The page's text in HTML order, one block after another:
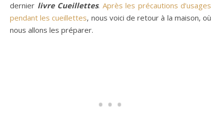
dernier livre Cueillettes. Après les précautions d’usages
pendant les cueillettes, nous voici de retour à la maison, où
nous allons les préparer.